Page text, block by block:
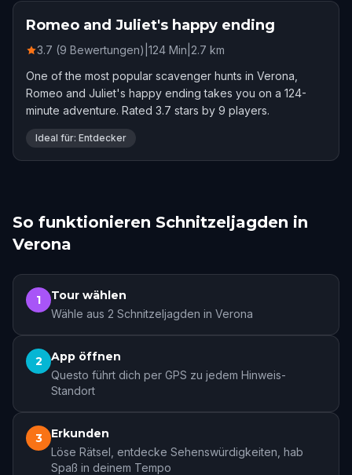
Romeo and Juliet's happy ending
3.7 (9 Bewertungen) 124 Min 2.7 km
One of the most popular scavenger hunts in Verona,
Romeo and Juliet's happy ending takes you on a 124-
minute adventure. Rated 3.7 stars by 9 players.
Ideal für: Entdecker
So funktionieren Schnitzeljagden in
Verona
1 Tour wählen
Wähle aus 2 Schnitzeljagden in Verona
2 App öffnen
Questo führt dich per GPS zu jedem Hinweis-
Standort
3 Erkunden
Löse Rätsel, entdecke Sehenswürdigkeiten, hab
Spaß in deinem Tempo